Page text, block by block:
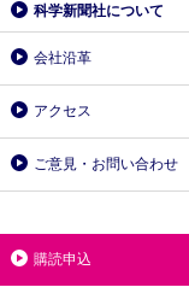
科学新聞社について
会社沿革
アクセス
ご意見・お問い合わせ
購読申込